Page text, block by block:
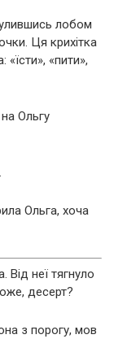
лобом
Ця крихітка
«пити»,
Ольгу
Ольга, хоча
Від неї тягнуло
десерт?
з порогу, мов